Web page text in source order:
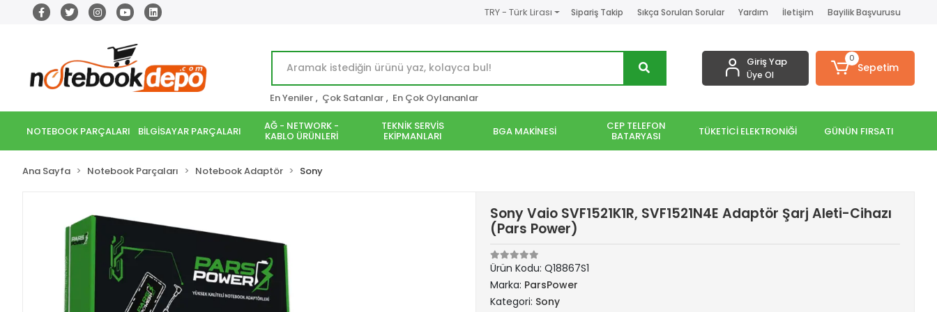
TRY - Türk Lirası Sipariş Takip Sıkça Sorulan Sorular Yardım İletişim Bayilik Başvurusu
En Yeniler , Çok Satanlar , En Çok Oylananlar
Giriş Yap
Üye Ol
0
Sepetim
NOTEBOOK PARÇALARI BİLGİSAYAR PARÇALARI AĞ - NETWORK -
KABLO ÜRÜNLERİ
TEKNİK SERVİS
EKİPMANLARI BGA MAKİNESİ CEP TELEFON
BATARYASI TÜKETİCİ ELEKTRONİĞİ GÜNÜN FIRSATI
Ana Sayfa Notebook Parçaları Notebook Adaptör Sony
Sony Vaio SVF1521K1R, SVF1521N4E Adaptör Şarj Aleti-Cihazı
(Pars Power)
Ürün Kodu: Q18867S1
Marka: ParsPower
Kategori: Sony